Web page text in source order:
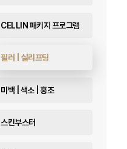
CELLIN 패키지 프로그램
필러 | 실리프팅
미백 | 색소 | 홍조
스킨부스터